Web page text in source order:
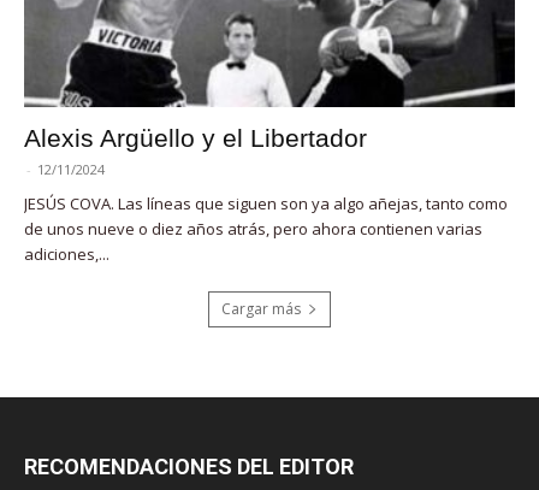
Alexis Argüello y el Libertador
- 12/11/2024
JESÚS COVA. Las líneas que siguen son ya algo añejas, tanto como
de unos nueve o diez años atrás, pero ahora contienen varias
adiciones,...
Cargar más
RECOMENDACIONES DEL EDITOR